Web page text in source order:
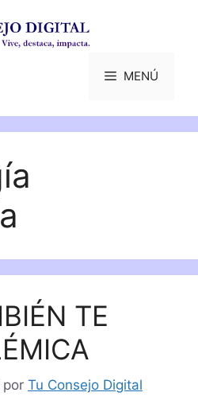
MENÚ
TE
por Tu Consejo Digital